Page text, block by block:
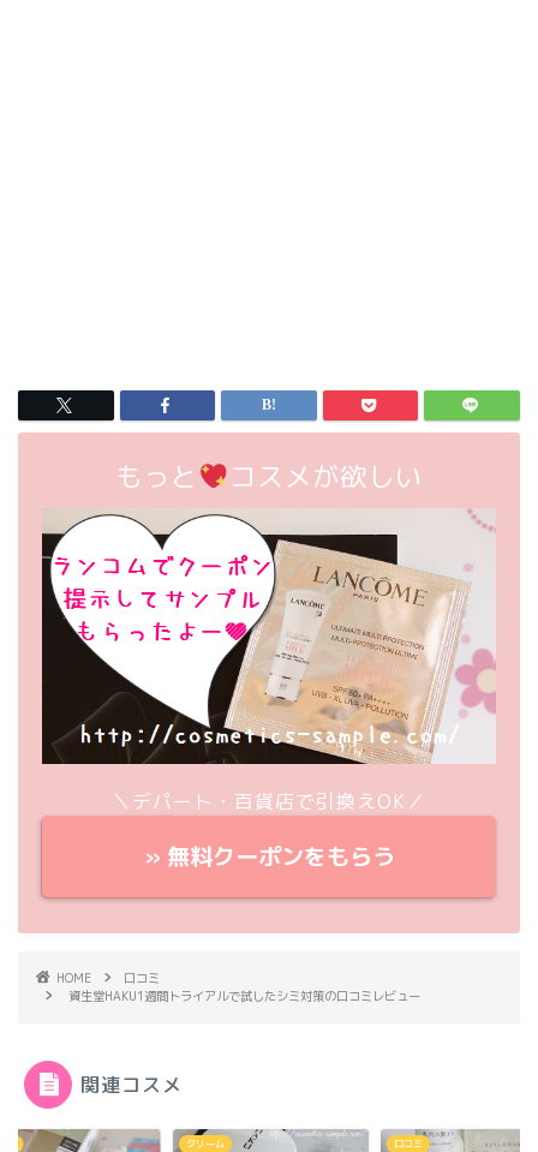
もっと コスメが欲しい
＼デパート・百貨店で引換えOK／
» 無料クーポンをもらう
HOME
口コミ
資生堂HAKU1週間トライアルで試したシミ対策の口コミレビュー
関連コスメ
口コミ 化粧下地